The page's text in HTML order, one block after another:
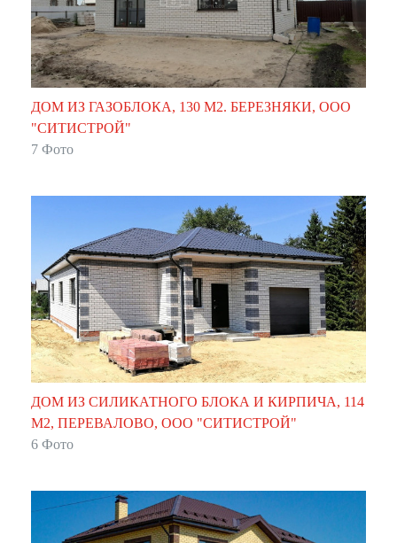
ДОМ ИЗ ГАЗОБЛОКА, 130 М2. БЕРЕЗНЯКИ, ООО
"СИТИСТРОЙ"
7 Фото
ДОМ ИЗ СИЛИКАТНОГО БЛОКА И КИРПИЧА, 114
М2, ПЕРЕВАЛОВО, ООО "СИТИСТРОЙ"
6 Фото